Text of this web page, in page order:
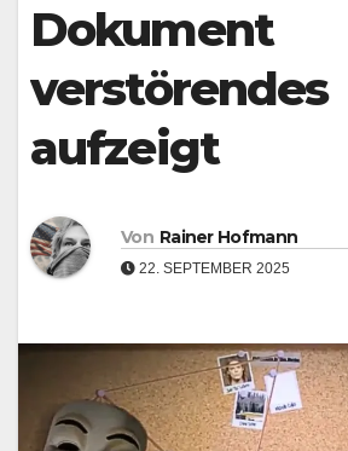
Dokument
verstörendes
aufzeigt
Von Rainer Hofmann
22. SEPTEMBER 2025